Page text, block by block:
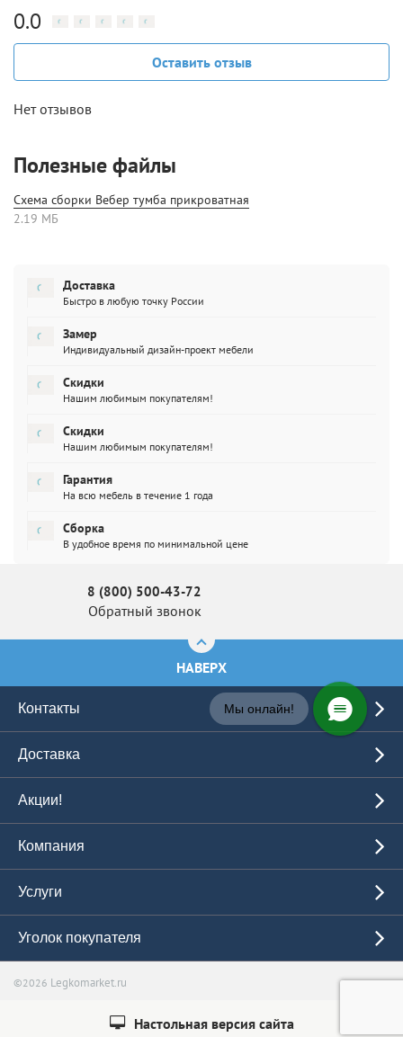
Нет отзывов
0.0
Оставить отзыв
Полезные файлы
Схема сборки Вебер тумба прикроватная
2.19 МБ
Доставка
Быстро в любую точку России
Замер
Индивидуальный дизайн-проект мебели
Скидки
Нашим любимым покупателям!
Скидки
Нашим любимым покупателям!
Гарантия
На всю мебель в течение 1 года
Сборка
В удобное время по минимальной цене
8 (800) 500-43-72
Обратный звонок
НАВЕРХ
Контакты
Доставка
Акции!
Компания
Услуги
Уголок покупателя
©2026 Legkomarket.ru
Настольная версия сайта
Мы онлайн!